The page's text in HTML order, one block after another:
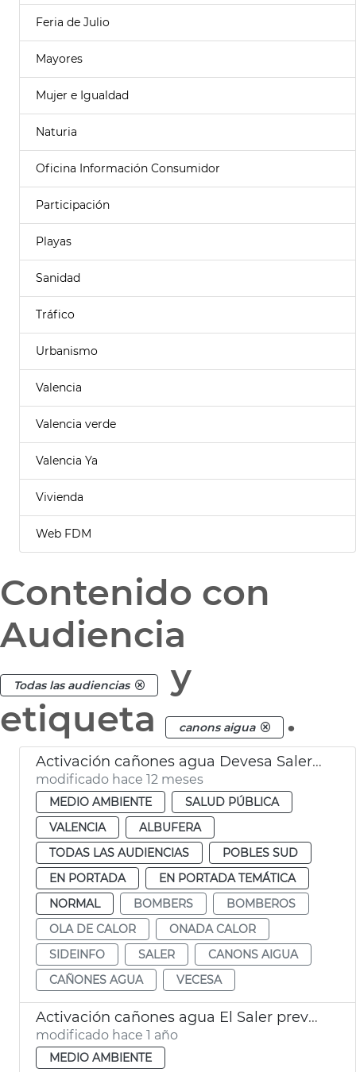
Feria de Julio
Mayores
Mujer e Igualdad
Naturia
Oficina Información Consumidor
Participación
Playas
Sanidad
Tráfico
Urbanismo
Valencia
Valencia verde
Valencia Ya
Vivienda
Web FDM
Contenido con
Audiencia
Todas las audiencias
y
etiqueta
canons aigua .
Activación cañones agua Devesa Saler ola calor
modificado hace 12 meses
MEDIO AMBIENTE
SALUD PÚBLICA
VALENCIA
ALBUFERA
TODAS LAS AUDIENCIAS
POBLES SUD
EN PORTADA
EN PORTADA TEMÁTICA
NORMAL
BOMBERS
BOMBEROS
OLA DE CALOR
ONADA CALOR
SIDEINFO
SALER
CANONS AIGUA
CAÑONES AGUA
VECESA
Activación cañones agua El Saler prevención incendios
modificado hace 1 año
MEDIO AMBIENTE